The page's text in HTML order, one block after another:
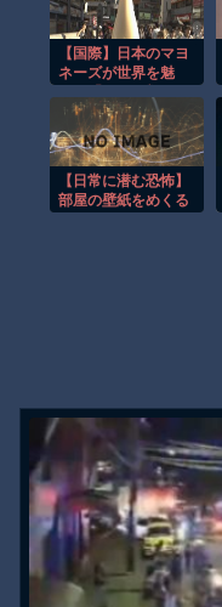
AmazonのアツさMax
【動画】これはお見事
【画像】十二支合体！
【動画】ロシア軍のド
【動画】逃げる判断は
渡邊渚さん「私が
【国際】日本のマヨ
ネーズが世界を魅
輸出額が過去最高を
更新 人気の裏には
卵黄のコク アメリ
カでは“日本風”が誕
生【日常に潜む恐怖】
部屋の壁紙をめくる